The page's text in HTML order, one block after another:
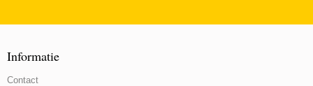
Informatie
Contact